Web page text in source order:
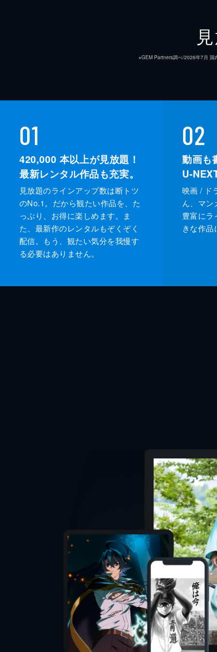
※GEM Partners調べ/2026年7⽉ 国
01
420,000 本以上が見放題！
最新レンタル作品も充実。
見放題のラインアップ数は断トツ
のNo.1。だから観たい作品を、た
っぷり、お得に楽しめます。ま
た、最新作のレンタルもぞくぞく
配信。もう、観たい気分を我慢す
る必要はありません。
02
動画も
U-
映画 / ド
ん、マン
豊富にラ
きな作